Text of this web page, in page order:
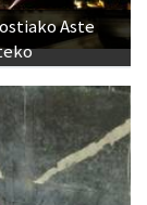
Aste